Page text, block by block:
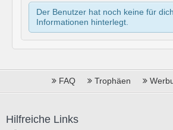
Der Benutzer hat noch keine für
Informationen hinterlegt.
FAQ Trophäen
Hilfreiche Links